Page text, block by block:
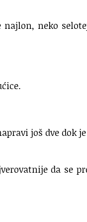
najlon, neko
još dve dok
da se